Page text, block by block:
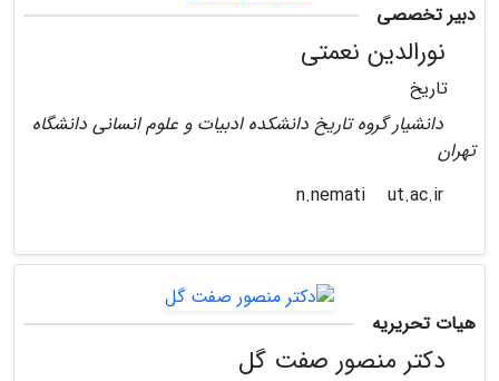
دبیر تخصصی
نورالدین نعمتی
تاریخ
دانشیار گروه تاریخ دانشکده ادبیات و علوم انسانی دانشگاه
تهران
ut.ac.ir
هیات تحریریه
دکتر منصور صفت گل